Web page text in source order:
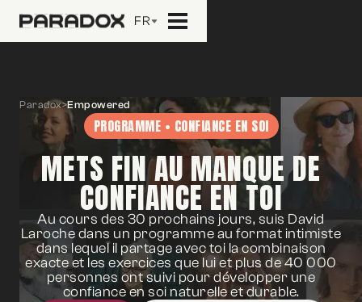
FR
Paradox>Empowered
PROGRAMME • CONFIANCE EN SOI
METS FIN AU MANQUE DE
CONFIANCE EN TOI
Au cours des 30 prochains jours, suis David
Laroche dans un programme au format intimiste
dans lequel il partage avec toi la combinaison
exacte et les exercices que lui et plus de 40 000
personnes ont suivi pour développer une
confiance en soi naturelle et durable.